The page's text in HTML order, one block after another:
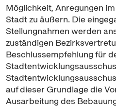
Möglichkeit, Anregungen
Stadt zu äußern. Die
Stellungnahmen werden
zuständigen
Beschlussempfehlung für
auf dieser Grundlage die
Ausarbeitung des